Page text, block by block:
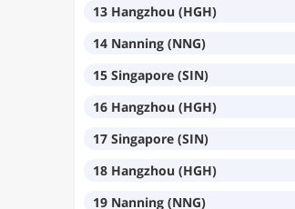
13 Hangzhou (HGH)
14 Nanning (NNG)
15 Singapore (SIN)
16 Hangzhou (HGH)
17 Singapore (SIN)
18 Hangzhou (HGH)
19 Nanning (NNG)